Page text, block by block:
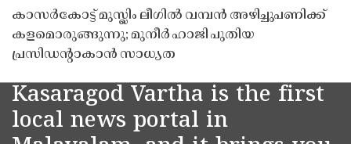
കാസർകോട്ട് മുസ്ലിം ലീഗിൽ വമ്പൻ അഴിച്ചുപണിക്ക്
കളമൊരുങ്ങുന്നു; മുനീർ ഹാജി പുതിയ
പ്രസിഡൻ്റാകാൻ സാധ്യത
Kasaragod Vartha is the first
local news portal in